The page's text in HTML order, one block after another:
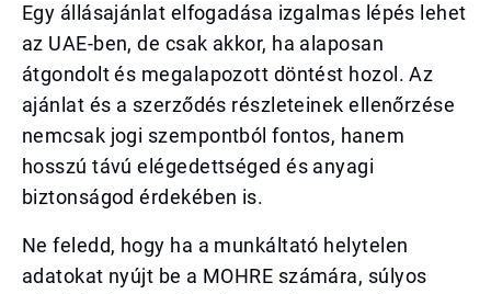
Egy állásajánlat elfogadása izgalmas lépés lehet
az UAE-ben, de csak akkor, ha alaposan
átgondolt és megalapozott döntést hozol. Az
ajánlat és a szerződés részleteinek ellenőrzése
nemcsak jogi szempontból fontos, hanem
hosszú távú elégedettséged és anyagi
biztonságod érdekében is.
Ne feledd, hogy ha a munkáltató helytelen
adatokat nyújt be a MOHRE számára, súlyos